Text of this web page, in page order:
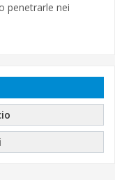
penetrarle nei